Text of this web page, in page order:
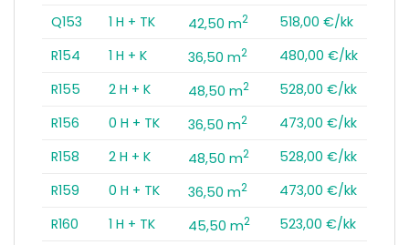
Q153
1 H + TK 42,50 m2
518,00 €/kk
R154
1 H + K 36,50 m2
480,00 €/kk
R155
2 H + K 48,50 m2
528,00 €/kk
R156
0 H + TK 36,50 m2
473,00 €/kk
R158
2 H + K 48,50 m2
528,00 €/kk
R159
0 H + TK 36,50 m2
473,00 €/kk
R160
1 H + TK 45,50 m2
523,00 €/kk